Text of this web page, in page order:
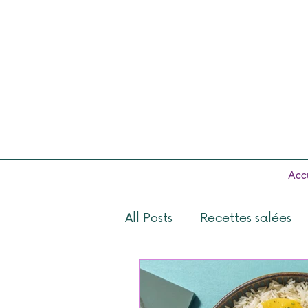
All Posts Recettes salées